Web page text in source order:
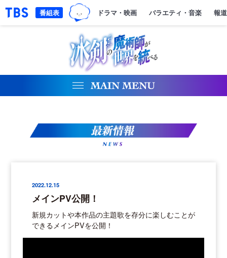
「TBSテレビ｜ときめくときを。」トップページ
TBSグループキャラクター『ワクテ
ドラマ・映画 バラエティ・音楽 報
番組表
2022.12.15
メインPV公開！
新規カットや本作品の主題歌を存分に楽しむことが
できるメインPVを公開！